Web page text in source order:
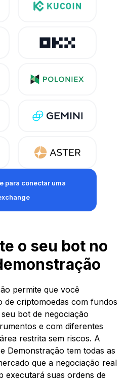
para conectar uma
o seu bot no
permite que você
de criptomoedas com fundos
bot de negociação
e com diferentes
restrita sem riscos. A
Demonstração tem todas as
que a negociação real
executará suas ordens de